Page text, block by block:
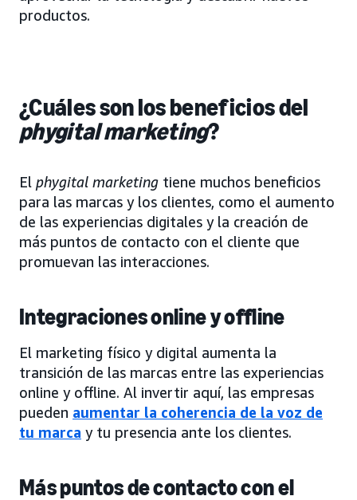
productos.
¿Cuáles son los beneficios del
phygital marketing?
El phygital marketing tiene muchos beneficios
para las marcas y los clientes, como el aumento
de las experiencias digitales y la creación de
más puntos de contacto con el cliente que
promuevan las interacciones.
Integraciones online y offline
El marketing físico y digital aumenta la
transición de las marcas entre las experiencias
online y offline. Al invertir aquí, las empresas
pueden aumentar la coherencia de la voz de
tu marca y tu presencia ante los clientes.
Más puntos de contacto con el